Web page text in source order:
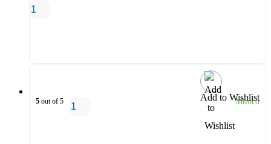
Add to Wishlist
5 out of 5 Много